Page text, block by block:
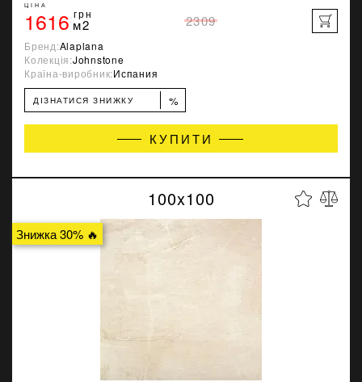
ЦІНА
1616 грн
м2 2309
Бренд:Alaplana
Колекція:Johnstone
Країна-виробник:Испания
ДІЗНАТИСЯ ЗНИЖКУ %
КУПИТИ
Знижка 30% 🔥
100x100